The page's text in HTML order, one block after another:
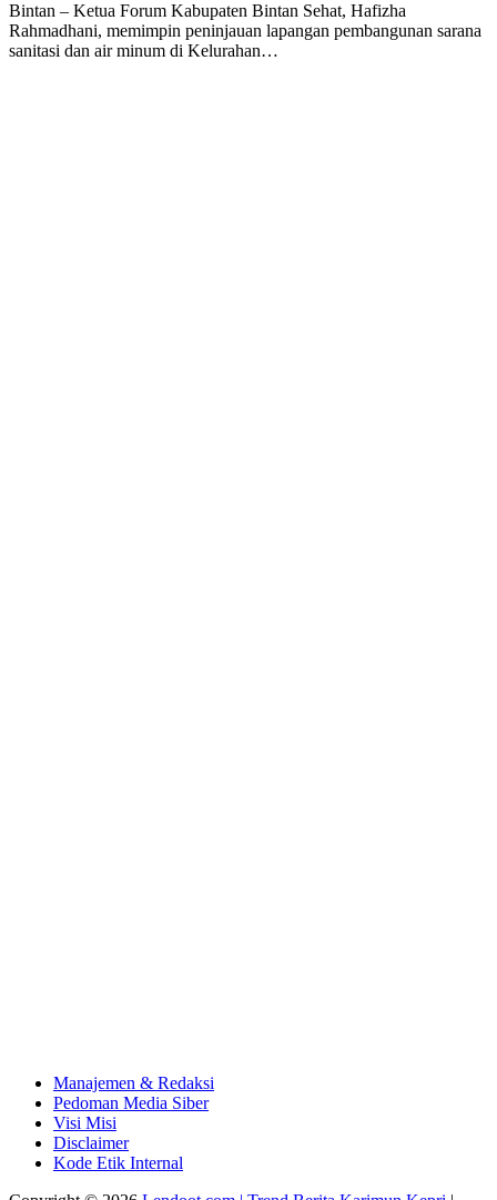
Bintan – Ketua Forum Kabupaten Bintan Sehat, Hafizha
Rahmadhani, memimpin peninjauan lapangan pembangunan sarana
sanitasi dan air minum di Kelurahan…
Manajemen & Redaksi
Pedoman Media Siber
Visi Misi
Disclaimer
Kode Etik Internal